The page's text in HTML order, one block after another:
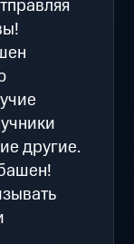
другие.